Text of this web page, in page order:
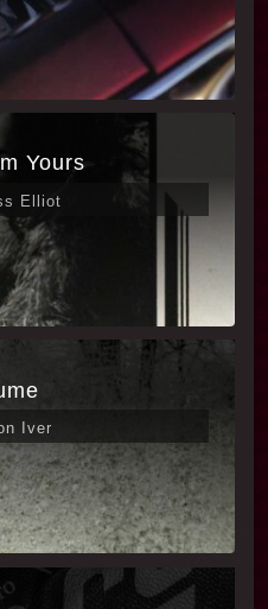
Yours
Elliot
Iver